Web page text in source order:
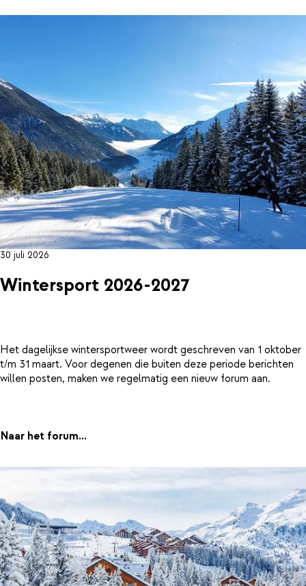
30 juli 2026
Wintersport 2026-2027
Het dagelijkse wintersportweer wordt geschreven van 1 oktober
t/m 31 maart. Voor degenen die buiten deze periode berichten
willen posten, maken we regelmatig een nieuw forum aan.
Naar het forum...